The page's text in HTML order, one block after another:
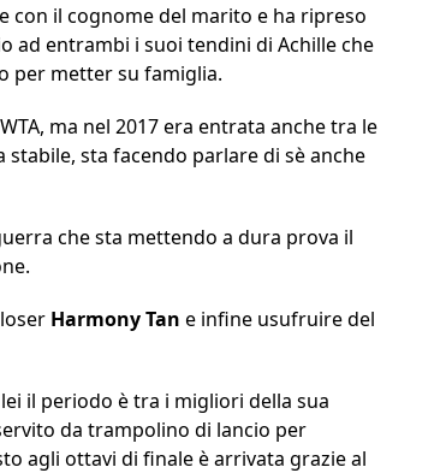
con il cognome del marito e ha ripreso
ad entrambi i suoi tendini di Achille che
per metter su famiglia.
ma nel 2017 era entrata anche tra le
sta facendo parlare di sè anche
che sta mettendo a dura prova il
HarmonyTan e infine usufruire del
il periodo è tra i migliori della sua
da trampolino di lancio per
agli ottavi di finale è arrivata grazie al